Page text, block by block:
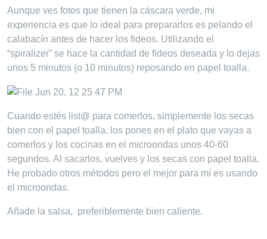
Aunque ves fotos que tienen la cáscara verde, mi
experiencia es que lo ideal para prepararlos es pelando el
calabacín antes de hacer los fideos. Utilizando el
“spiralizer” se hace la cantidad de fideos deseada y lo dejas
unos 5 minutos (o 10 minutos) reposando en papel toalla.
Cuando estés list@ para comerlos, simplemente los secas
bien con el papel toalla, los pones en el plato que vayas a
comerlos y los cocinas en el microondas unos 40-60
segundos. Al sacarlos, vuelves y los secas con papel toalla.
He probado otros métodos pero el mejor para mí es usando
el microondas.
Añade la salsa, preferiblemente bien caliente.